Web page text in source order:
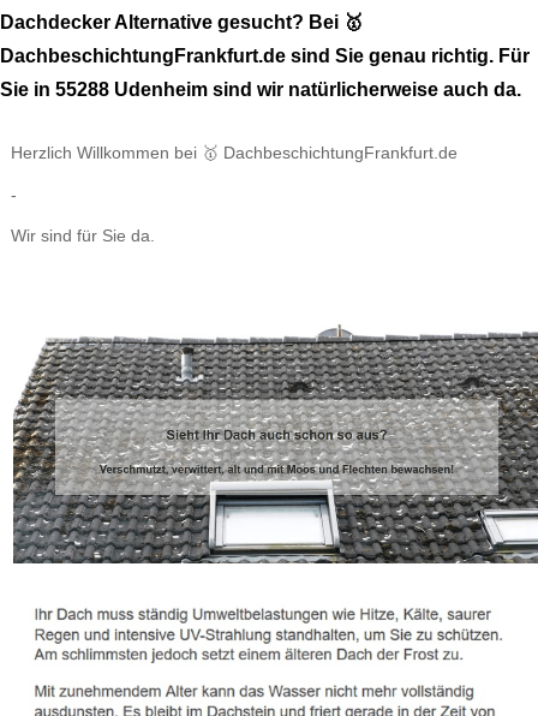
Dachdecker Alternative gesucht? Bei 🥇
DachbeschichtungFrankfurt.de sind Sie genau richtig. Für
Sie in 55288 Udenheim sind wir natürlicherweise auch da.
Herzlich Willkommen bei 🥇 DachbeschichtungFrankfurt.de
-
Wir sind für Sie da.